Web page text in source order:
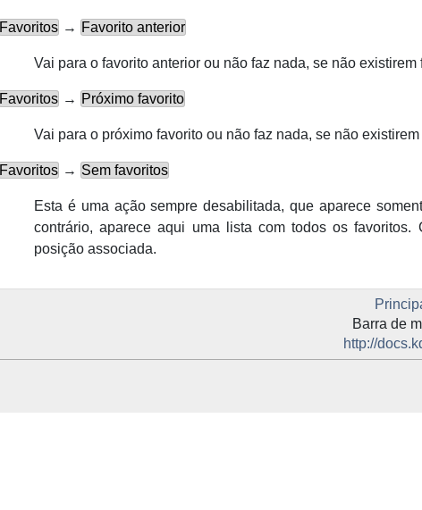
Favoritos → Favorito anterior
Vai para o favorito anterior ou não faz nada, se não
Favoritos → Próximo favorito
Vai para o próximo favorito ou não faz nada, se não
Favoritos → Sem favoritos
Esta é uma ação sempre desabilitada, que aparece
contrário, aparece aqui uma lista com todos os
posição associada.
Barra de
http://